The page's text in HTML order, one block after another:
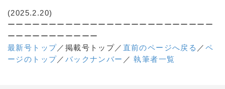
(2025.2.20)
ーーーーーーーーーーーーーーーーーーーーーーーーー
ーーーーーーーーーーー
最新号トップ／掲載号トップ／ 直前のページへ戻る ／ ペ
ージのトップ／ バックナンバー ／執筆者一覧